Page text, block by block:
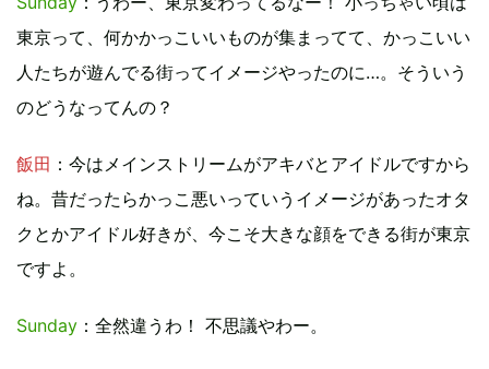
東京って、何かかっこいいものが集まってて、かっこいい
人たちが遊んでる街ってイメージやったのに…。そういう
のどうなってんの？
飯田 ：今はメインストリームがアキバとアイドルですから
ね。昔だったらかっこ悪いっていうイメージがあったオタ
クとかアイドル好きが、今こそ大きな顔をできる街が東京
ですよ。
Sunday ：全然違うわ！ 不思議やわー。